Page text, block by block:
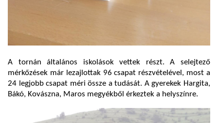
A tornán általános iskolások vettek részt. A selejtező
mérkőzések már lezajlottak 96 csapat részvételével, most a
24 legjobb csapat méri össze a tudását. A gyerekek Hargita,
Bákó, Kovászna, Maros megyékből érkeztek a helyszínre.